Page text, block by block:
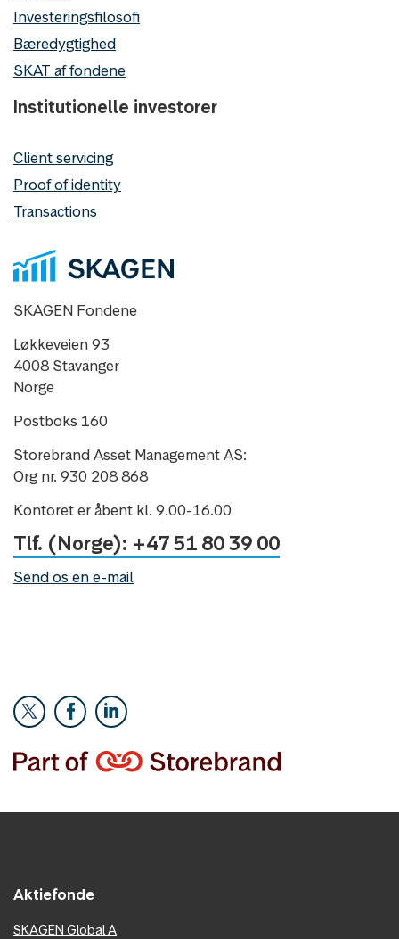
Investeringsfilosofi
Bæredygtighed
SKAT af fondene
Institutionelle investorer
Client servicing
Proof of identity
Transactions
SKAGEN Fondene
Løkkeveien 93
4008 Stavanger
Norge
Postboks 160
Storebrand Asset Management AS:
Org nr. 930 208 868
Kontoret er åbent kl. 9.00-16.00
Tlf. (Norge): +47 51 80 39 00
Send os en e-mail
Aktiefonde
SKAGEN Global A